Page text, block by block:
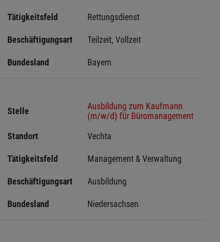
Tätigkeitsfeld Rettungsdienst
Beschäftigungsart Teilzeit, Vollzeit
Bundesland Bayern
Stelle
Ausbildung zum Kaufmann
(m/w/d) für Büromanagement
Standort
Vechta
Tätigkeitsfeld Management & Verwaltung
Beschäftigungsart Ausbildung
Bundesland Niedersachsen